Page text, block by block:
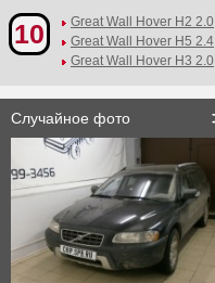
10
Great Wall Hover H2 2.0
Great Wall Hover H5 2.4
Great Wall Hover H3 2.0
Случайное фото